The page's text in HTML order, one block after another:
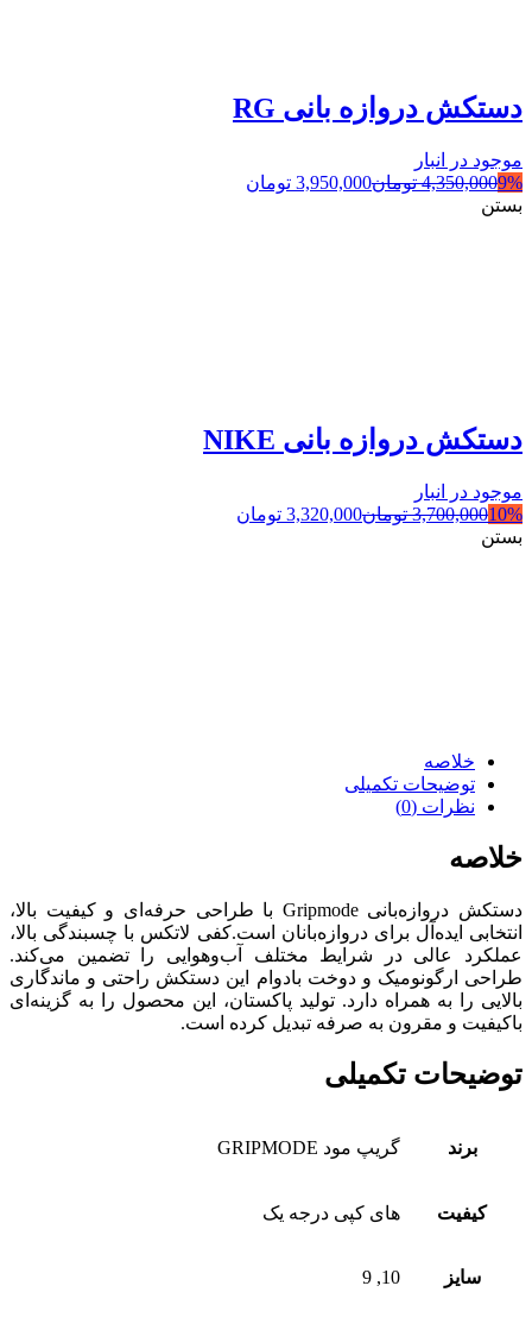
دستکش دروازه بانی RG
موجود در انبار
9%
4,350,000 تومان3,950,000 تومان
بستن
دستکش دروازه بانی NIKE
موجود در انبار
10%
3,700,000 تومان3,320,000 تومان
بستن
خلاصه
توضیحات تکمیلی
نظرات (0)
خلاصه
دستکش دروازه‌بانی Gripmode با طراحی حرفه‌ای و کیفیت بالا،
انتخابی ایده‌آل برای دروازه‌بانان است.کفی لاتکس با چسبندگی بالا،
عملکرد عالی در شرایط مختلف آب‌وهوایی را تضمین می‌کند.
طراحی ارگونومیک و دوخت بادوام این دستکش راحتی و ماندگاری
بالایی را به همراه دارد. تولید پاکستان، این محصول را به گزینه‌ای
باکیفیت و مقرون‌ به‌ صرفه تبدیل کرده است.
توضیحات تکمیلی
برند گریپ مود GRIPMODE
کیفیت های کپی درجه یک
سایز 10, 9